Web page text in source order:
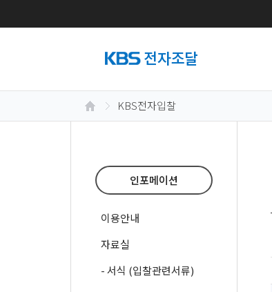
KBS전자입찰
인포메이션
이용안내
자료실
- 서식 (입찰관련서류)